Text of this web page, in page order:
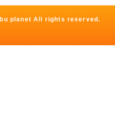
planet All rights reserved.